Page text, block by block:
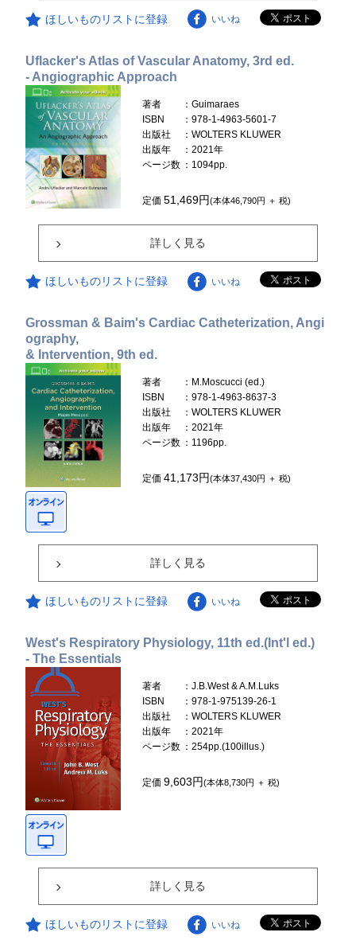
ほしいものリストに登録 いいね
Uflacker's Atlas of Vascular Anatomy, 3rd ed.
- Angiographic Approach
著者
：Guimaraes
ISBN
：978-1-4963-5601-7
出版社
：WOLTERS KLUWER
出版年
：2021年
ページ数 ：1094pp.
定価51,469円(本体46,790円 ＋ 税)
詳しく見る
ほしいものリストに登録 いいね
Grossman & Baim's Cardiac Catheterization, Angi
ography,
& Intervention, 9th ed.
著者
：M.Moscucci (ed.)
ISBN
：978-1-4963-8637-3
出版社
：WOLTERS KLUWER
出版年
：2021年
ページ数 ：1196pp.
定価41,173円(本体37,430円 ＋ 税)
詳しく見る
ほしいものリストに登録 いいね
West's Respiratory Physiology, 11th ed.(Int'l ed.)
- The Essentials
著者
：J.B.West & A.M.Luks
ISBN
：978-1-975139-26-1
出版社
：WOLTERS KLUWER
出版年
：2021年
ページ数 ：254pp.(100illus.)
定価9,603円(本体8,730円 ＋ 税)
詳しく見る
ほしいものリストに登録 いいね